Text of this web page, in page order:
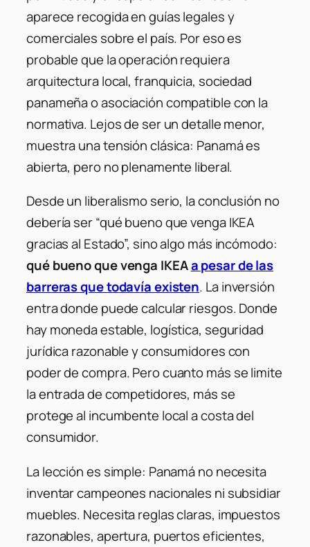
aparece recogida en guías legales y
comerciales sobre el país. Por eso es
probable que la operación requiera
arquitectura local, franquicia, sociedad
panameña o asociación compatible con la
normativa. Lejos de ser un detalle menor,
muestra una tensión clásica: Panamá es
abierta, pero no plenamente liberal.
Desde un liberalismo serio, la conclusión no
debería ser “qué bueno que venga IKEA
gracias al Estado”, sino algo más incómodo:
qué bueno que venga IKEAa pesar de las
barreras que todavía existen. La inversión
entra donde puede calcular riesgos. Donde
hay moneda estable, logística, seguridad
jurídica razonable y consumidores con
poder de compra. Pero cuanto más se limite
la entrada de competidores, más se
protege al incumbente local a costa del
consumidor.
La lección es simple: Panamá no necesita
inventar campeones nacionales ni subsidiar
muebles. Necesita reglas claras, impuestos
razonables, apertura, puertos eficientes,